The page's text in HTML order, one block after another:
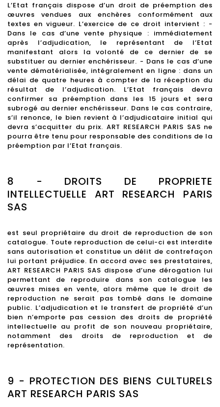
L’Etat français dispose d’un droit de préemption des
œuvres vendues aux enchères conformément aux
textes en vigueur. L’exercice de ce droit intervient : -
Dans le cas d’une vente physique : immédiatement
après l’adjudication, le représentant de l’Etat
manifestant alors la volonté de ce dernier de se
substituer au dernier enchérisseur. - Dans le cas d’une
vente dématérialisée, intégralement en ligne : dans un
délai de quatre heures à compter de la réception du
résultat de l’adjudication. L’Etat français devra
confirmer sa préemption dans les 15 jours et sera
subrogé au dernier enchérisseur. Dans le cas contraire,
s’il renonce, le bien revient à l’adjudicataire initial qui
devra s’acquitter du prix. ART RESEARCH PARIS SAS ne
pourra être tenu pour responsable des conditions de la
préemption par l’Etat français.
8 - DROITS DE PROPRIETE
INTELLECTUELLE ART RESEARCH PARIS
SAS
est seul propriétaire du droit de reproduction de son
catalogue. Toute reproduction de celui-ci est interdite
sans autorisation et constitue un délit de contrefaçon
lui portant préjudice. En accord avec ses prestataires,
ART RESEARCH PARIS SAS dispose d’une dérogation lui
permettant de reproduire dans son catalogue les
œuvres mises en vente, alors même que le droit de
reproduction ne serait pas tombé dans le domaine
public. L’adjudication et le transfert de propriété d’un
bien n’emporte pas cession des droits de propriété
intellectuelle au profit de son nouveau propriétaire,
notamment des droits de reproduction et de
représentation.
9 - PROTECTION DES BIENS CULTURELS
ART RESEARCH PARIS SAS